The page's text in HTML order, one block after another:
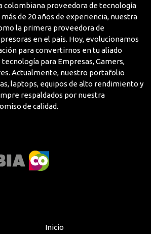
colombiana proveedora de tecnología
más de 20 años de experiencia, nuestra
la primera proveedora de
en el país. Hoy, evolucionamos
para convertirnos en tu aliado
para Empresas, Gamers,
Actualmente, nuestro portafolio
laptops, equipos de alto rendimiento y
respaldados por nuestra
de calidad.
Inicio